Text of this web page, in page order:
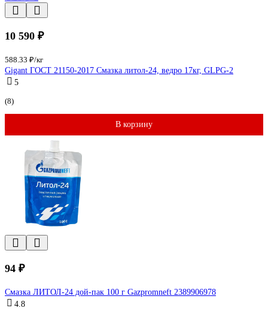
10 590 ₽
588.33 ₽/кг
Gigant ГОСТ 21150-2017 Смазка литол-24, ведро 17кг, GLPG-2
5
(8)
В корзину
94 ₽
Смазка ЛИТОЛ-24 дой-пак 100 г Gazpromneft 2389906978
4.8